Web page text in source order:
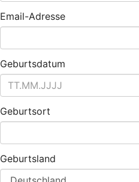
Email-Adresse
Geburtsdatum
Geburtsort
Geburtsland